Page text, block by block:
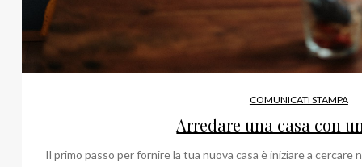
COMUNICATI STAMPA
Arredare una casa con
Il primo passo per fornire la tua nuova casa è iniziare a cercare